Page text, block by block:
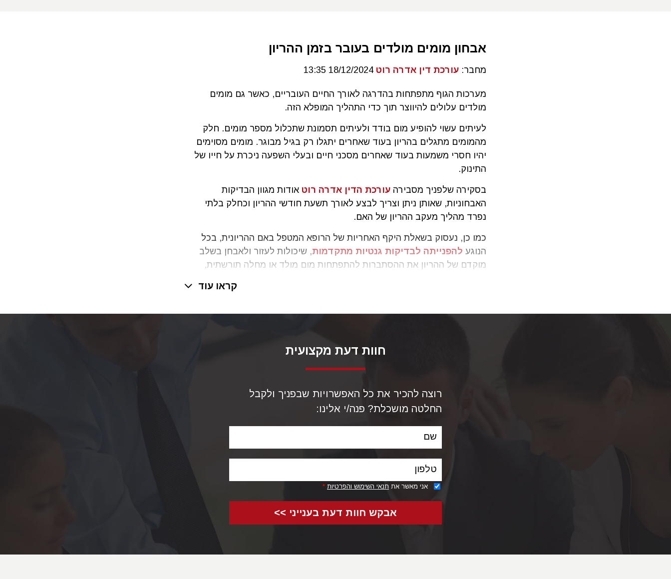
אבחון מומים מולדים בעובר בזמן ההריון
מחבר: עורכת דין אדרה רוט 18/12/2024 13:35
מערכות הגוף מתפתחות בהדרגה לאורך החיים העובריים, כאשר גם מומים
מולדים עלולים להיווצר תוך כדי התהליך המופלא הזה.
לעיתים עשוי להופיע מום בודד ולעיתים תסמונת שתכלול מספר מומים. חלק
מהמומים מתגלים בהריון בעוד שאחרים יתגלו רק בגיל מבוגר. מומים מסוימים
יהיו חסרי משמעות בעוד שאחרים מסכני חיים ובעלי השפעה ניכרת על חייו של
התינוק.
בסקירה שלפניך מסבירה עורכת הדין אדרה רוט אודות מגוון הבדיקות
האבחוניות, שאותן ניתן וצריך לבצע לאורך תשעת חודשי ההריון וכחלק בלתי
נפרד מהליך מעקב ההריון של האם.
כמו כן, נעסוק בשאלת היקף האחריות של הרופא המטפל באם ההריונית, בכל
הנוגע להפנייתה לבדיקות גנטיות מתקדמות, שיכולות לעזור ולאבחן בשלב
מוקדם של ההריון את ההסתברות להתפתחות מום מולד או מחלה תורשתית,
בשלרשלנות רפואיתבאבחון מוקדם של מום מולד, כאשר הרופאים שליוו את
קראו עוד
חוות דעת מקצועית
רוצה להכיר את כל האפשרויות שבפניך ולקבל
החלטה מושכלת? פנה/י אלינו:
שם
טלפון
אני מאשר את תנאי השימוש והפרטיות *
אבקש חוות דעת בענייני >>